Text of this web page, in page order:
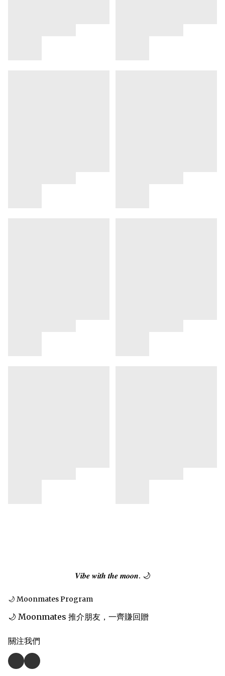
𝑽𝒊𝒃𝒆 𝒘𝒊𝒕𝒉 𝒕𝒉𝒆 𝒎𝒐𝒐𝒏. 🌙
🌙 Moonmates Program
🌙 Moonmates 推介朋友，一齊賺回贈
關注我們